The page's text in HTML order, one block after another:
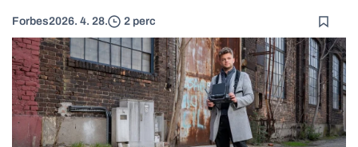
Forbes2026. 4. 28. 2 perc